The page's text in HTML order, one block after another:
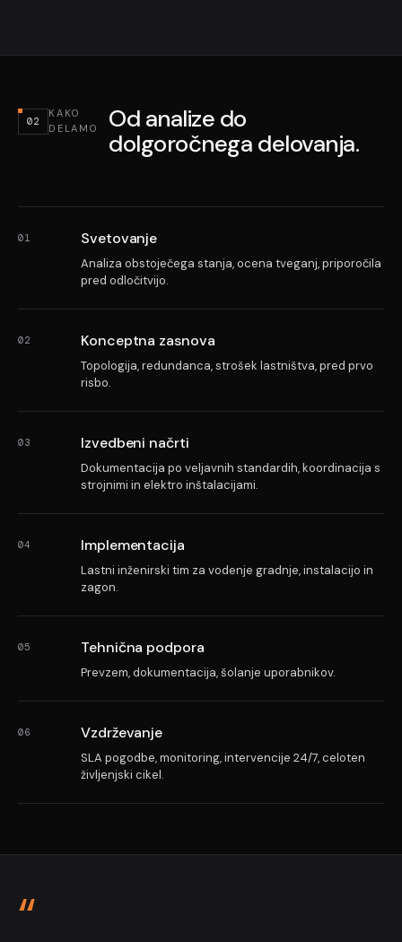
02
KAKO
DELAMO
Od analize do
dolgoročnega delovanja.
01 Svetovanje
Analiza obstoječega stanja, ocena tveganj, priporočila
pred odločitvijo.
02 Konceptna zasnova
Topologija, redundanca, strošek lastništva, pred prvo
risbo.
03 Izvedbeni načrti
Dokumentacija po veljavnih standardih, koordinacija s
strojnimi in elektro inštalacijami.
04 Implementacija
Lastni inženirski tim za vodenje gradnje, instalacijo in
zagon.
05 Tehnična podpora
Prevzem, dokumentacija, šolanje uporabnikov.
06 Vzdrževanje
SLA pogodbe, monitoring, intervencije 24/7, celoten
življenjski cikel.